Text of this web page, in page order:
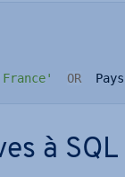
OR
  Pays
à SQL